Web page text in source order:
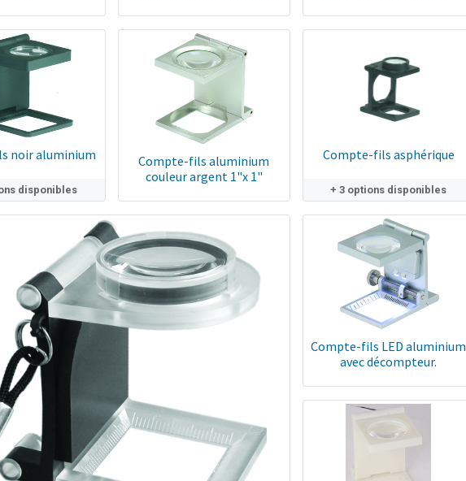
noir aluminium
disponibles
Compte-fils aluminium
couleur argent 1"x 1"
Compte-fils asphérique
+ 3 options disponibles
Compte-fils LED aluminium
avec décompteur.